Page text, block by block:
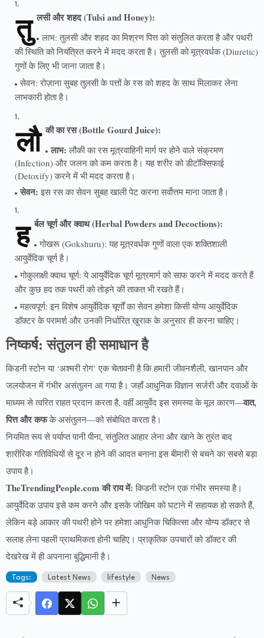
तु लसी और शहद (Tulsi and Honey):
लाभ: तुलसी और शहद का मिश्रण पित्त को संतुलित करता है और पथरी
की स्थिति को नियंत्रित करने में मदद करता है। तुलसी को मूत्रवर्धक (Diuretic)
गुणों के लिए भी जाना जाता है।
सेवन: रोज़ाना सुबह तुलसी के पत्तों के रस को शहद के साथ मिलाकर लेना
लाभकारी होता है।
लौ की का रस (Bottle Gourd Juice):
लाभ: लौकी का रस मूत्रवाहिनी मार्ग पर होने वाले संक्रमण
(Infection) और जलन को कम करता है। यह शरीर को डीटॉक्सिफाई
(Detoxify) करने में भी मदद करता है।
सेवन: इस रस का सेवन सुबह खाली पेट करना सर्वोत्तम माना जाता है।
ह र्बल चूर्ण और क्वाथ (Herbal Powders and Decoctions):
गोखरू (Gokshuru): यह मूत्रवर्धक गुणों वाला एक शक्तिशाली
आयुर्वेदिक चूर्ण है।
गोकुलाक्षी क्वाथ चूर्ण: ये आयुर्वेदिक चूर्ण मूत्रमार्ग को साफ करने में मदद करते हैं
और कुछ हद तक पथरी को तोड़ने की ताकत भी रखते हैं।
महत्वपूर्ण: इन विशेष आयुर्वेदिक चूर्णों का सेवन हमेशा किसी योग्य आयुर्वेदिक
डॉक्टर के परामर्श और उनकी निर्धारित खुराक के अनुसार ही करना चाहिए।
निष्कर्ष: संतुलन ही समाधान है
किडनी स्टोन या ‘अश्मरी रोग’ एक चेतावनी है कि हमारी जीवनशैली, खानपान और
जलयोजन में गंभीर असंतुलन आ गया है। जहाँ आधुनिक विज्ञान सर्जरी और दवाओं के
माध्यम से त्वरित राहत प्रदान करता है, वहीं आयुर्वेद इस समस्या के मूल कारण—वात,
पित्त और कफके असंतुलन—को संबोधित करता है।
नियमित रूप से पर्याप्त पानी पीना, संतुलित आहार लेना और खाने के तुरंत बाद
शारीरिक गतिविधियों से दूर न होने की आदत बनाना इस बीमारी से बचने का सबसे बड़ा
उपाय है।
TheTrendingPeople.com की राय में: किडनी स्टोन एक गंभीर समस्या है।
आयुर्वेदिक उपाय इसे कम करने और इसके जोखिम को घटाने में सहायक हो सकते हैं,
लेकिन बड़े आकार की पथरी होने पर हमेशा आधुनिक चिकित्सा और योग्य डॉक्टर से
सलाह लेना पहली प्राथमिकता होनी चाहिए। प्राकृतिक उपचारों को डॉक्टर की
देखरेख में ही अपनाना बुद्धिमानी है।
Tags: Latest News lifestyle News